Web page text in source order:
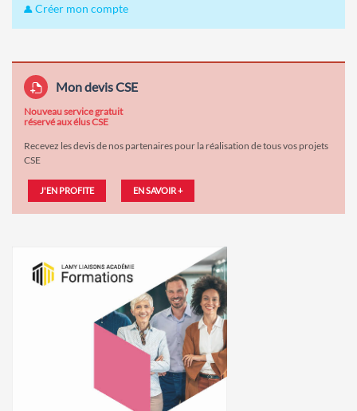
Créer mon compte
Mon devis CSE
Nouveau service gratuit
réservé aux élus CSE
Recevez les devis de nos partenaires pour la réalisation de tous vos projets
CSE
J'EN PROFITE EN SAVOIR +